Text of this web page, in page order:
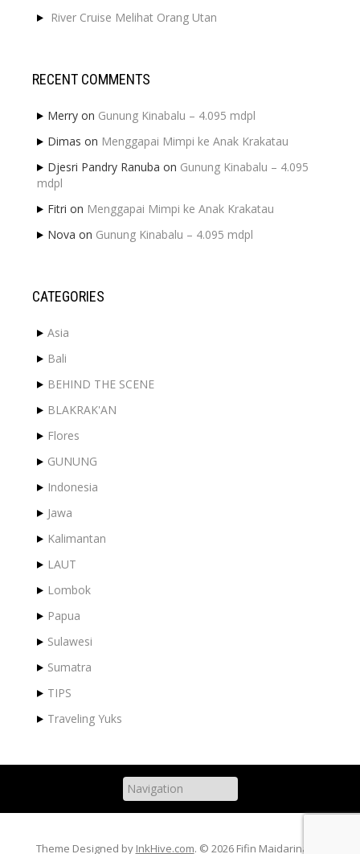
River Cruise Melihat Orang Utan
RECENT COMMENTS
Merry on Gunung Kinabalu – 4.095 mdpl
Dimas on Menggapai Mimpi ke Anak Krakatau
Djesri Pandry Ranuba on Gunung Kinabalu – 4.095
mdpl
Fitri on Menggapai Mimpi ke Anak Krakatau
Nova on Gunung Kinabalu – 4.095 mdpl
CATEGORIES
Asia
Bali
BEHIND THE SCENE
BLAKRAK'AN
Flores
GUNUNG
Indonesia
Jawa
Kalimantan
LAUT
Lombok
Papua
Sulawesi
Sumatra
TIPS
Traveling Yuks
Theme Designed by InkHive.com. © 2026 Fifin Maidarina. All